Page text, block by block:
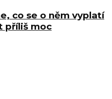
co se o něm vyplatí
příliš moc